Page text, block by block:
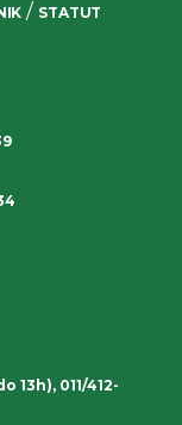
13h), 011/412-
/ STATUT